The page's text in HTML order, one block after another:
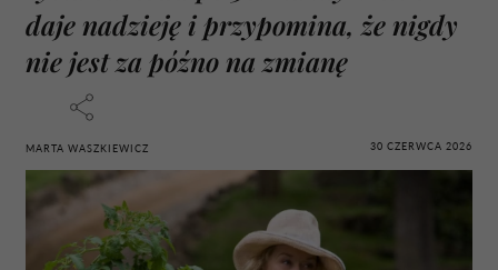
daje nadzieję i przypomina, że nigdy
nie jest za późno na zmianę
MARTA WASZKIEWICZ 30 CZERWCA 2026